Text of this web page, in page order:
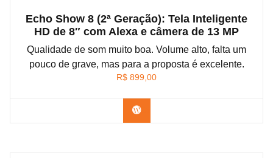
Echo Show 8 (2ª Geração): Tela Inteligente
HD de 8″ com Alexa e câmera de 13 MP
Qualidade de som muito boa. Volume alto, falta um
pouco de grave, mas para a proposta é excelente.
R$ 899,00
Confira na Amazon